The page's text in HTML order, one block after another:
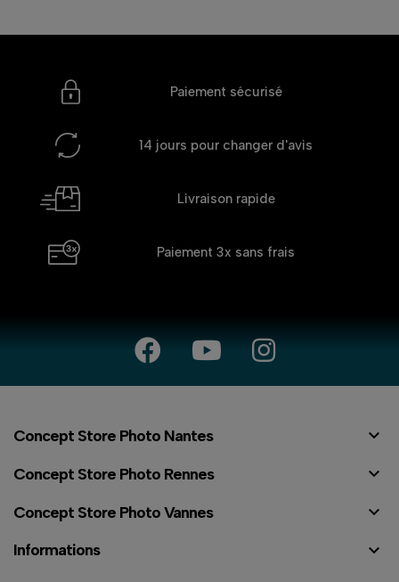
Paiement sécurisé
14 jours pour changer d'avis
Livraison rapide
Paiement 3x sans frais
Concept Store Photo Nantes 
Concept Store Photo Rennes 
Concept Store Photo Vannes 
Informations 